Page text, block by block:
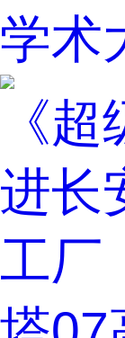
学术
《
进长
工厂